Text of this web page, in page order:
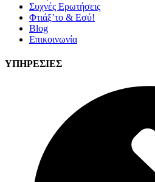
Συχνές Ερωτήσεις
Φτιάξ’το & Εσύ!
Blog
Επικοινωνία
ΥΠΗΡΕΣΙΕΣ